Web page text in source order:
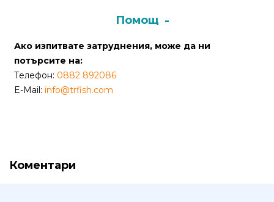
права
запазени.
Интернет
Маркетинг
Помощ
Ако изпитвате затруднения, може да ни
потърсите на:
Телефон: 0882 892086
E-Mail: info@trfish.com
Коментари